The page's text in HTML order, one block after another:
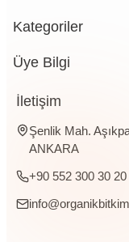
Kategoriler
Üye Bilgi
İletişim
Şenlik Mah.
ANKARA
+90 552 300 30 20